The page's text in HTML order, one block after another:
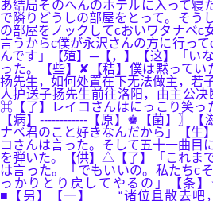
あ結局そのへんのホテルに入って寝
で隣りどうしの部屋をとって。そう
の部屋をノックしてcおいワタナベc
言うからc僕が永沢さんの方に行っ
んです」【殖】─【，】【这】「い
った。【些】✘【秸】僕は黙って
扬先生，如何处置在下无法做主，若
人护送子扬先生前往洛阳，由主公决
⌘【了】レイコさんはにっこり笑っ
【病】------------【原】♚【菌】〗【
ナベ君のこと好きなんだから」【生
コさんは言った。そして五十一曲目
を弾いた。【供】△【了】「これま
は言った。「でもいいの。私たちc
っかりとり戻してやるの」【条
■【另】【一】 “诸位且散去吧